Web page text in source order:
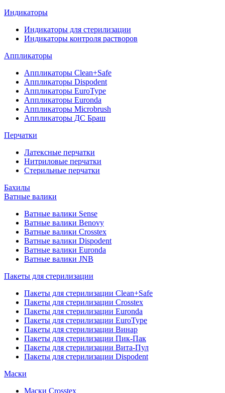
Индикаторы
Индикаторы для стерилизации
Индикаторы контроля растворов
Аппликаторы
Аппликаторы Clean+Safe
Аппликаторы Dispodent
Аппликаторы EuroType
Аппликаторы Euronda
Аппликаторы Microbrush
Аппликаторы ДС Браш
Перчатки
Латексные перчатки
Нитриловые перчатки
Стерильные перчатки
Бахилы
Ватные валики
Ватные валики Sense
Ватные валики Benovy
Ватные валики Crosstex
Ватные валики Dispodent
Ватные валики Euronda
Ватные валики JNB
Пакеты для стерилизации
Пакеты для стерилизации Clean+Safe
Пакеты для стерилизации Crosstex
Пакеты для стерилизации Euronda
Пакеты для стерилизации EuroType
Пакеты для стерилизации Винар
Пакеты для стерилизации Пик-Пак
Пакеты для стерилизации Вита-Пул
Пакеты для стерилизации Dispodent
Маски
Маски Crosstex